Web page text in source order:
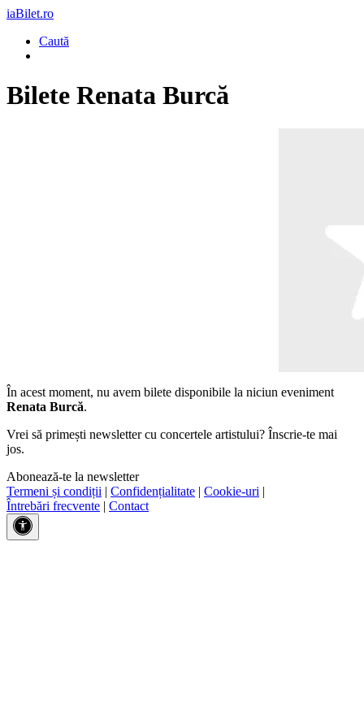
iaBilet.ro
Caută
Bilete Renata Burcă
În acest moment, nu avem bilete disponibile la niciun eveniment
Renata Burcă.
Vrei să primești newsletter cu concertele artistului? Înscrie-te mai
jos.
Abonează-te la newsletter
Termeni și condiții | Confidențialitate | Cookie-uri |
Întrebări frecvente | Contact